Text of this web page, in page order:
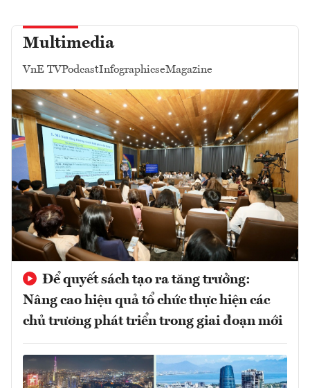
Multimedia
VnE TVPodcastInfographicseMagazine
Để quyết sách tạo ra tăng trưởng:
Nâng cao hiệu quả tổ chức thực hiện các
chủ trương phát triển trong giai đoạn mới